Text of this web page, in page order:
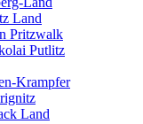
Land
Pritzwalk
Putlitz
Krampfer
Land